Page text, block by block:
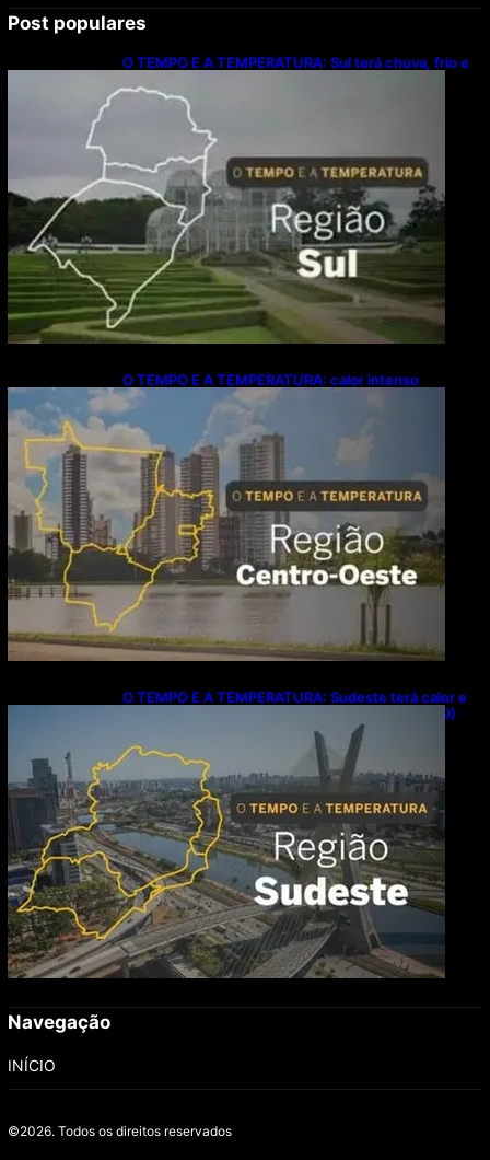
Post populares
O TEMPO E A TEMPERATURA: Sul terá chuva, frio e
O TEMPO E A TEMPERATURA: calor intenso
predomina no Centro-Oeste neste domingo (9)
O TEMPO E A TEMPERATURA: Sudeste terá calor e
possibilidade de chuva isolada neste domingo (9)
Navegação
INÍCIO
©2026. Todos os direitos reservados